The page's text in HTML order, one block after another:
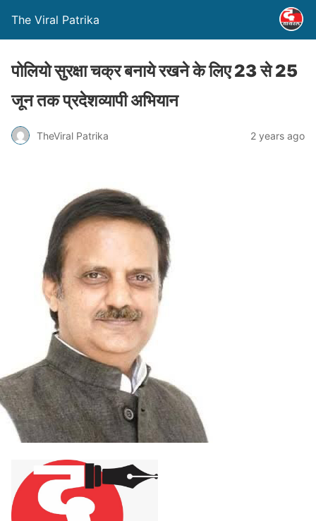
The Viral Patrika
पोलियो सुरक्षा चक्र बनाये रखने के लिए 23 से 25
जून तक प्रदेशव्यापी अभियान
TheViral Patrika 2 years ago